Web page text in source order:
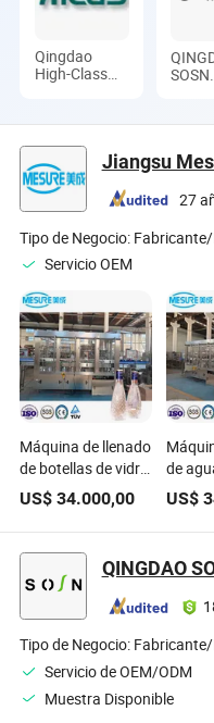
Qingdao
High-Class
Export Co.,
Ltd.
SOSN
Jiangsu
27
Tipo de Negocio:
Servicio OEM
Máquina de llenado
de botellas de vidrio
de agua en paquete
de caja de madera
líquida
US$34.000,00
de
con
caja
US$
QINGDAO
Tipo de Negocio: Fabricante/
Servicio de OEM/ODM
Muestra Disponible